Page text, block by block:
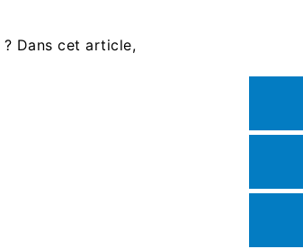
? Dans cet article,